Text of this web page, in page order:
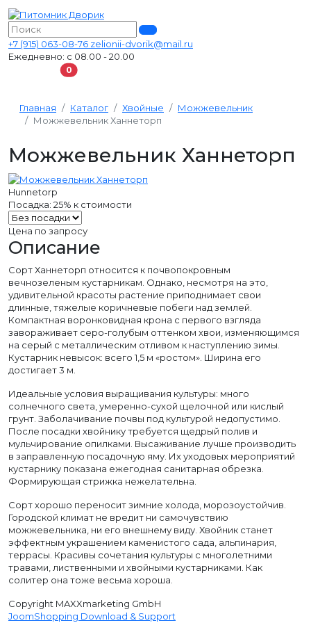
+7 (915) 063-08-76 zelionii-dvorik@mail.ru
Ежедневно: с 08.00 - 20.00
0В корзину
Главная Каталог Хвойные
Можжевельник
Можжевельник Ханнеторп
Можжевельник Ханнеторп
Hunnetorp
Посадка: 25% к стоимости
Цена по запросу
Описание
Сорт Ханнеторп относится к почвопокровным
вечнозеленым кустарникам. Однако, несмотря на это,
удивительной красоты растение приподнимает свои
длинные, тяжелые коричневые побеги над землей.
Компактная воронковидная крона с первого взгляда
завораживает серо-голубым оттенком хвои, изменяющимся
на серый с металлическим отливом к наступлению зимы.
Кустарник невысок: всего 1,5 м «ростом». Ширина его
достигает 3 м.
Идеальные условия выращивания культуры: много
солнечного света, умеренно-сухой щелочной или кислый
грунт. Заболачивание почвы под культурой недопустимо.
После посадки хвойнику требуется щедрый полив и
мульчирование опилками. Высаживание лучше производить
в заправленную посадочную яму. Их уходовых мероприятий
кустарнику показана ежегодная санитарная обрезка.
Формирующая стрижка нежелательна.
Сорт хорошо переносит зимние холода, морозоустойчив.
Городской климат не вредит ни самочувствию
можжевельника, ни его внешнему виду. Хвойник станет
эффектным украшением каменистого сада, альпинария,
террасы. Красивы сочетания культуры с многолетними
травами, лиственными и хвойными кустарниками. Как
солитер она тоже весьма хороша.
Copyright MAXXmarketing GmbH
JoomShopping Download & Support